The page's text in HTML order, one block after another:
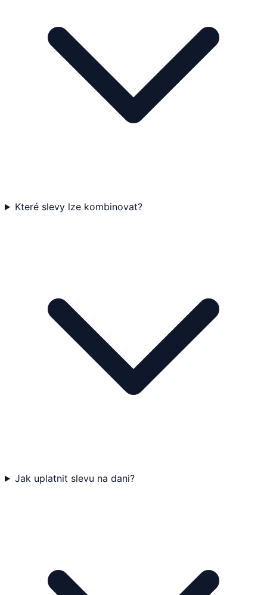
Které slevy lze kombinovat?
Jak uplatnit slevu na dani?